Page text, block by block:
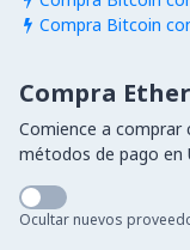
 Compra Bitcoin
Compra
Comience a comprar
métodos de pago en
Ocultar nuevos